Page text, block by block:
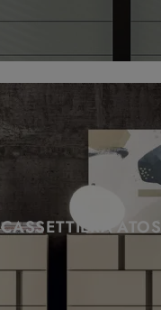
CASSETTIERA ATOS